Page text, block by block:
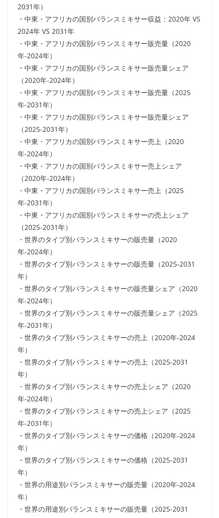
2031年）
・中東・アフリカの国別バランスミキサー収益：2020年 VS
2024年 VS 2031年
・中東・アフリカの国別バランスミキサー販売量（2020
年-2024年）
・中東・アフリカの国別バランスミキサー販売量シェア
（2020年-2024年）
・中東・アフリカの国別バランスミキサー販売量（2025
年-2031年）
・中東・アフリカの国別バランスミキサー販売量シェア
（2025-2031年）
・中東・アフリカの国別バランスミキサー売上（2020
年-2024年）
・中東・アフリカの国別バランスミキサー売上シェア
（2020年-2024年）
・中東・アフリカの国別バランスミキサー売上（2025
年-2031年）
・中東・アフリカの国別バランスミキサーの売上シェア
（2025-2031年）
・世界のタイプ別バランスミキサーの販売量（2020
年-2024年）
・世界のタイプ別バランスミキサーの販売量（2025-2031
年）
・世界のタイプ別バランスミキサーの販売量シェア（2020
年-2024年）
・世界のタイプ別バランスミキサーの販売量シェア（2025
年-2031年）
・世界のタイプ別バランスミキサーの売上（2020年-2024
年）
・世界のタイプ別バランスミキサーの売上（2025-2031
年）
・世界のタイプ別バランスミキサーの売上シェア（2020
年-2024年）
・世界のタイプ別バランスミキサーの売上シェア（2025
年-2031年）
・世界のタイプ別バランスミキサーの価格（2020年-2024
年）
・世界のタイプ別バランスミキサーの価格（2025-2031
年）
・世界の用途別バランスミキサーの販売量（2020年-2024
年）
・世界の用途別バランスミキサーの販売量（2025-2031